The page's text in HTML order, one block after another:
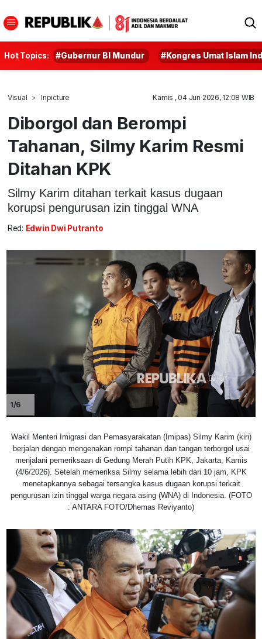
Hot Topics: #Gubernur BI Mundur #Kongres Umat Islam
Visual Inpicture Kamis , 04 Jun 2026, 12:08 WIB
Diborgol dan Berompi
Tahanan, Silmy Karim Resmi
Ditahan KPK
Silmy Karim ditahan terkait kasus dugaan
korupsi pengurusan izin tinggal WNA
Red: Edwin Dwi Putranto
1/6
Wakil Menteri Imigrasi dan Pemasyarakatan (Imipas) Silmy Karim (kiri)
berjalan dengan mengenakan rompi tahanan dan tangan terborgol usai
menjalani pemeriksaan di Gedung Merah Putih KPK, Jakarta, Kamis
(4/6/2026). Setelah memeriksa Silmy selama lebih dari 10 jam, KPK
menetapkannya sebagai tersangka kasus dugaan korupsi terkait
pengurusan izin tinggal warga negara asing (WNA) di Indonesia. (FOTO
: ANTARA FOTO/Dhemas Reviyanto)